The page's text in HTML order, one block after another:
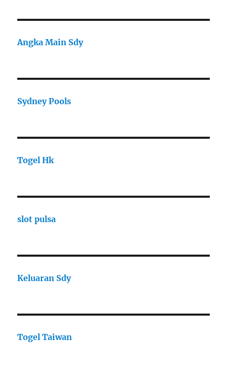
Angka Main Sdy
Sydney Pools
Togel Hk
slot pulsa
Keluaran Sdy
Togel Taiwan